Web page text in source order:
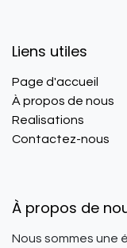
Liens utiles
Page d'accueil
À propos de nous
Realisations
Contactez-nous
À propos de
Nous sommes une